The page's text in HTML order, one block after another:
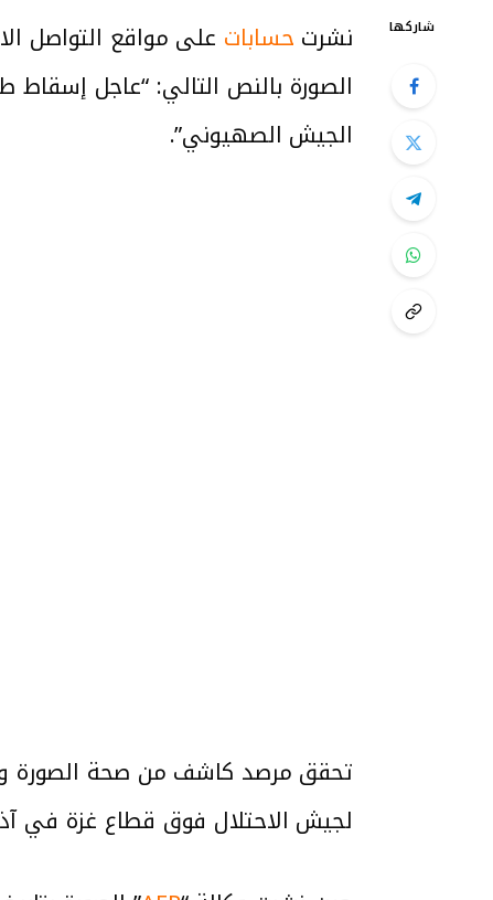
شاركها نشرت حسابات على مواقع التواصل
الصورة بالنص التالي: “عاجل إسقاط
الجيش الصهيوني”.
تحقق مرصد كاشف من صحة الصورة
لجيش الاحتلال فوق قطاع غزة في آذار